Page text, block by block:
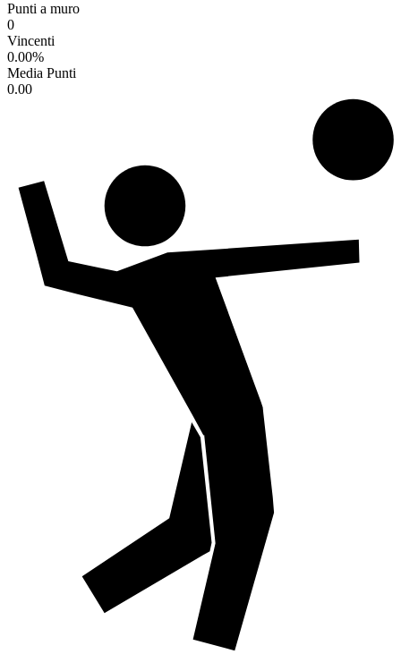
Punti a muro
0
Vincenti
0.00%
Media Punti
0.00